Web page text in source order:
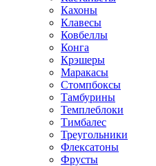
Кахоны
Клавесы
Ковбеллы
Конга
Крэшеры
Маракасы
Стомпбоксы
Тамбурины
Темплеблоки
Тимбалес
Треугольники
Флексатоны
Фрусты